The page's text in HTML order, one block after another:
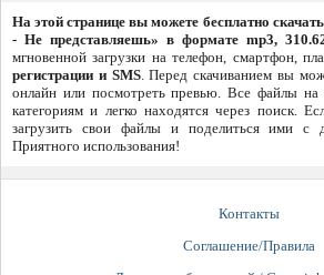
На этой странице вы можете бесплатно
- Не представляешь» в формате mp3,
мгновенной загрузки на телефон, смартфон,
регистрации и SMS. Перед скачиванием вы
онлайн или посмотреть превью. Все файлы на
категориям и легко находятся через поиск.
загрузить свои файлы и поделиться ими с
Приятного использования!
Контакты
Соглашение/Правила